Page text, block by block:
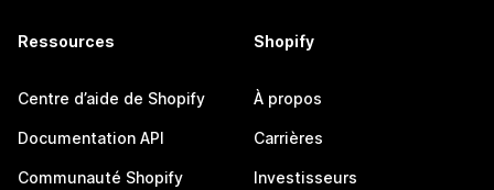
Ressources
Centre d’aide de Shopify
Documentation API
Communauté Shopify
Shopify
À propos
Carrières
Investisseurs